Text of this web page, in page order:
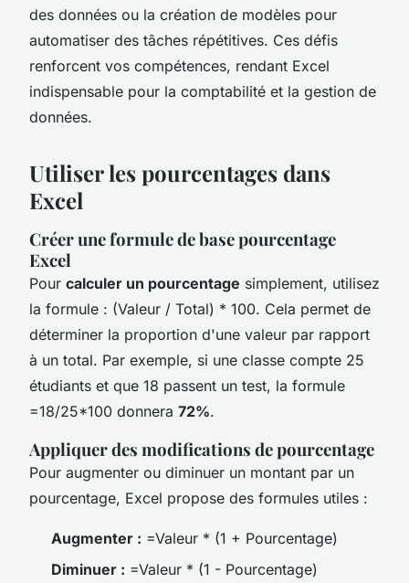
des données ou la création de modèles pour
automatiser des tâches répétitives. Ces défis
renforcent vos compétences, rendant Excel
indispensable pour la comptabilité et la gestion de
données.
Utiliser les pourcentages dans
Excel
Créer une formule de base pourcentage
Excel
Pour calculer un pourcentage simplement, utilisez
la formule : (Valeur / Total) * 100. Cela permet de
déterminer la proportion d'une valeur par rapport
à un total. Par exemple, si une classe compte 25
étudiants et que 18 passent un test, la formule
=18/25*100 donnera 72%.
Appliquer des modifications de pourcentage
Pour augmenter ou diminuer un montant par un
pourcentage, Excel propose des formules utiles :
Augmenter : =Valeur * (1 + Pourcentage)
Diminuer : =Valeur * (1 - Pourcentage)